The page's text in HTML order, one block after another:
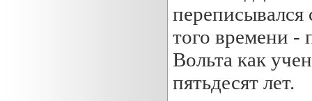
того времени -
Вольта как
пятьдесят лет.